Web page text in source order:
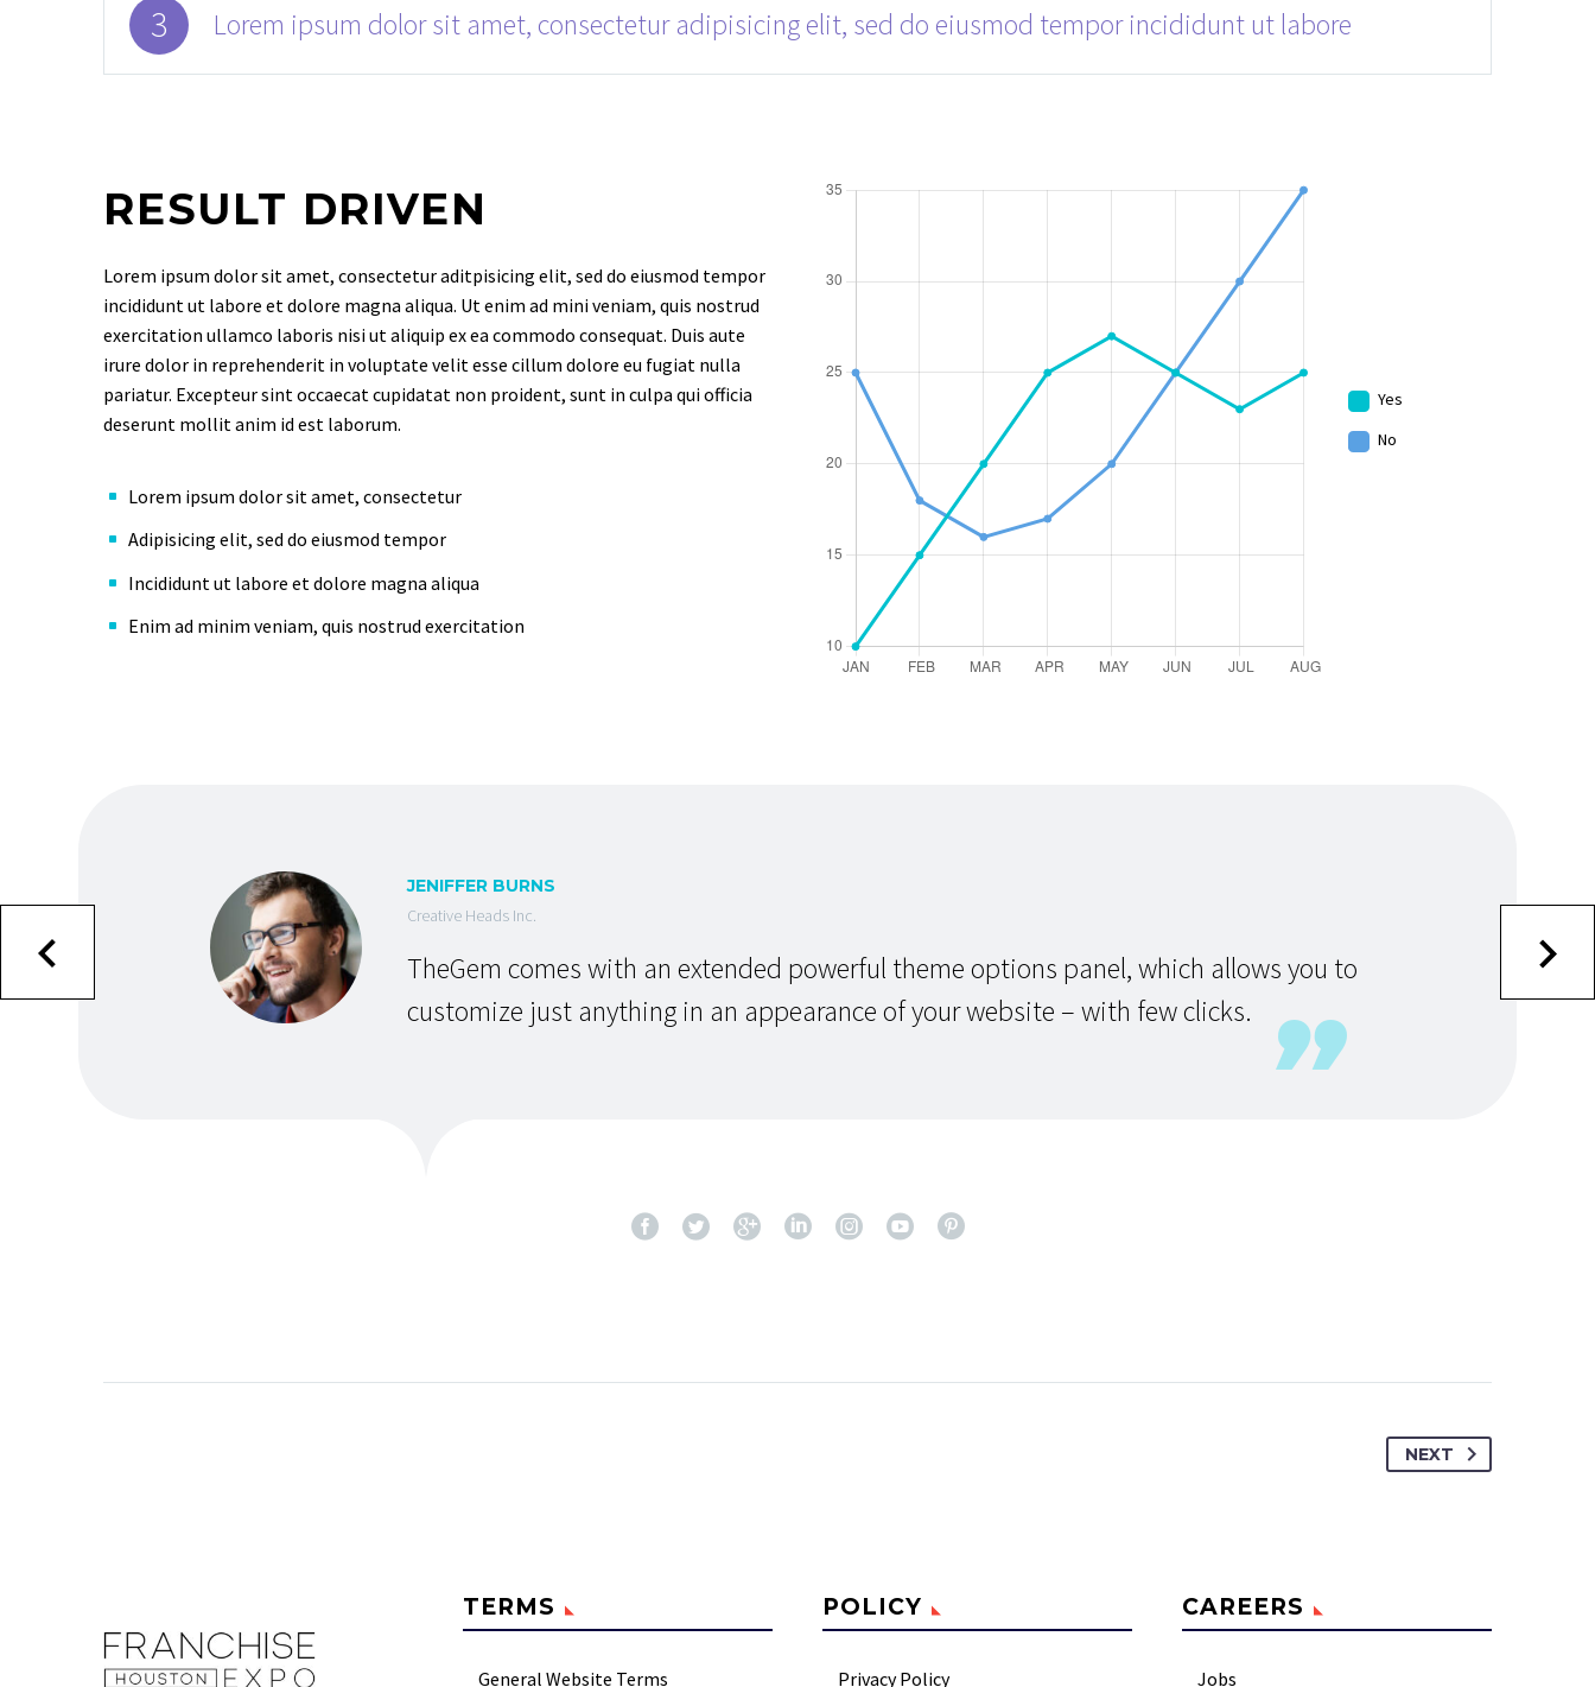
3 Lorem ipsum dolor sit amet, consectetur adipisicing elit, sed do eiusmod tempor incididunt ut labore
RESULT DRIVEN
Lorem ipsum dolor sit amet, consectetur aditpisicing elit, sed do eiusmod tempor
incididunt ut labore et dolore magna aliqua. Ut enim ad mini veniam, quis nostrud
exercitation ullamco laboris nisi ut aliquip ex ea commodo consequat. Duis aute
irure dolor in reprehenderit in voluptate velit esse cillum dolore eu fugiat nulla
pariatur. Excepteur sint occaecat cupidatat non proident, sunt in culpa qui officia
deserunt mollit anim id est laborum.
Lorem ipsum dolor sit amet, consectetur
Adipisicing elit, sed do eiusmod tempor
Incididunt ut labore et dolore magna aliqua
Enim ad minim veniam, quis nostrud exercitation
Yes
No
JENIFFER BURNS
Creative Heads Inc.
TheGem comes with an extended powerful theme options panel, which allows you to
customize just anything in an appearance of your website – with few clicks.
NEXT
TERMS
General Website Terms
POLICY
Privacy Policy
CAREERS
Jobs